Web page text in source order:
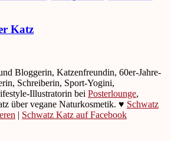
Katz
Bloggerin, Katzenfreundin, 60er-Jahre-
Schreiberin, Sport-Yogini,
Illustratorin bei Posterlounge,
über vegane Naturkosmetik. ♥ Schwatz
| Schwatz Katz auf Facebook